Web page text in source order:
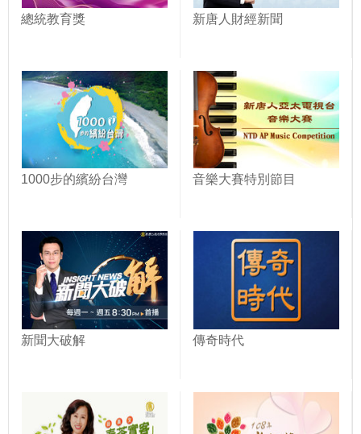
總統教育獎 新唐人財經新聞
1000步的繽紛台灣 音樂大賽特別節目
新聞大破解 傳奇時代